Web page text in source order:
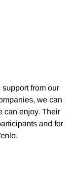
from our
we can
can enjoy. Their
and for